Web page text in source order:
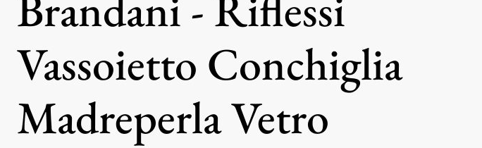
Vassoietto Conchiglia
Madreperla Vetro